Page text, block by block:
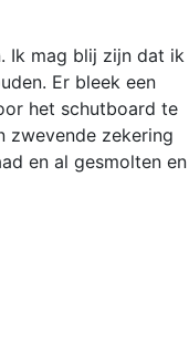
Ik mag blij zijn dat ik
Er bleek een
het schutboard te
zwevende zekering
en al gesmolten en